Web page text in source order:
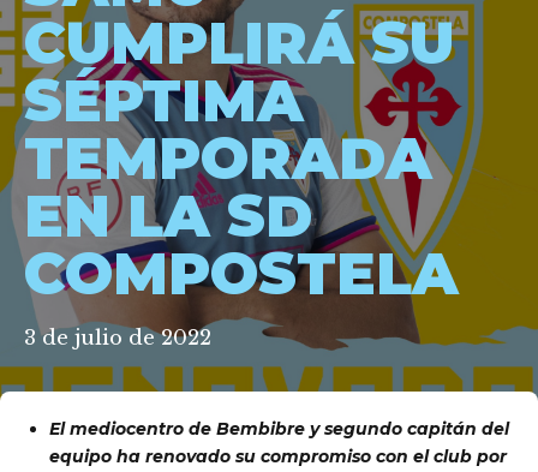
CUMPLIRÁ SU
SÉPTIMA
TEMPORADA
EN LA SD
COMPOSTELA
3 de julio de 2022
El mediocentro de Bembibre y segundo capitán del
equipo ha renovado su compromiso con el club por